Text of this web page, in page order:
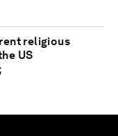
religious
US